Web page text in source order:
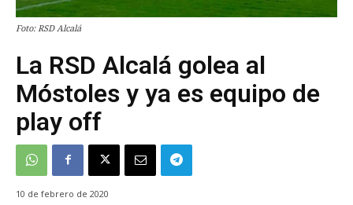
Foto: RSD Alcalá
La RSD Alcalá golea al
Móstoles y ya es equipo de
play off
10 de febrero de 2020